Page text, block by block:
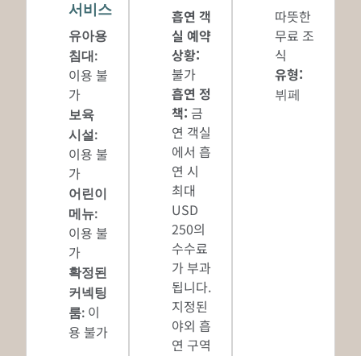
서비스
유아용
침대:
이용 불
가
보육
시설:
이용 불
가
어린이
메뉴:
이용 불
가
확정된
커넥팅
룸: 이
용 불가
흡연 객
실 예약
상황:
불가
흡연 정
책: 금
연 객실
에서 흡
연 시
최대
USD
250의
수수료
가 부과
됩니다.
지정된
야외 흡
연 구역
따뜻한
무료 조
식
유형:
뷔페